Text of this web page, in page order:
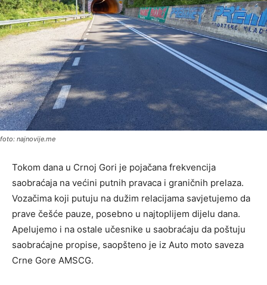
foto: najnovije.me
Tokom dana u Crnoj Gori je pojačana frekvencija
saobraćaja na većini putnih pravaca i graničnih prelaza.
Vozačima koji putuju na dužim relacijama savjetujemo da
prave češće pauze, posebno u najtoplijem dijelu dana.
Apelujemo i na ostale učesnike u saobraćaju da poštuju
saobraćajne propise, saopšteno je iz Auto moto saveza
Crne Gore AMSCG.